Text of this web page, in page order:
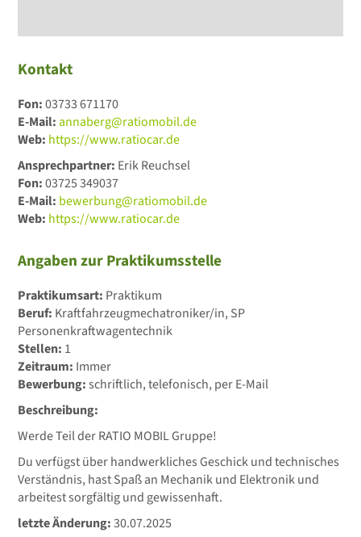
Kontakt
Fon:03733 671170
E-Mail:annaberg@ratiomobil.de
Web: https://www.ratiocar.de
Ansprechpartner: Erik Reuchsel
Fon:03725 349037
E-Mail: bewerbung@ratiomobil.de
Web: https://www.ratiocar.de
Angaben zur Praktikumsstelle
Praktikumsart: Praktikum
Beruf: Kraftfahrzeugmechatroniker/in, SP
Personenkraftwagentechnik
Stellen: 1
Zeitraum: Immer
Bewerbung:schriftlich, telefonisch, per E-Mail
Beschreibung:
Werde Teil der RATIO MOBIL Gruppe!
Du verfügst über handwerkliches Geschick und technisches
Verständnis, hast Spaß an Mechanik und Elektronik und
arbeitest sorgfältig und gewissenhaft.
letzte Änderung:30.07.2025